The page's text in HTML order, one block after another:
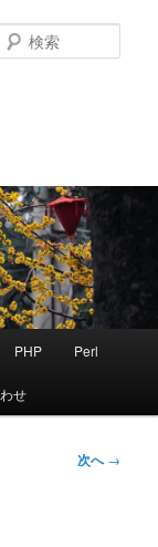
索
PHP Perl
せ
次へ→